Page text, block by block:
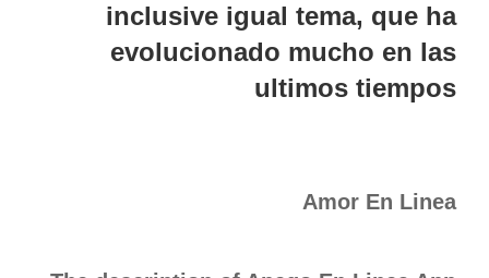
inclusive igual tema, que ha
evolucionado mucho en las
ultimos tiempos
Amor En Linea